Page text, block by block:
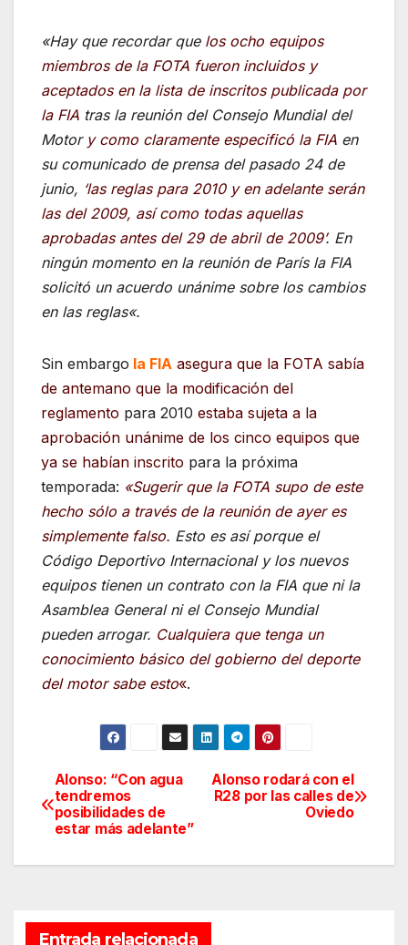
«Hay que recordar que los ocho equipos
miembros de la FOTA fueron incluidos y
aceptados en la lista de inscritospublicada por
la FIA tras la reunión del Consejo Mundial del
Motor y como claramente especificó la FIA en
su comunicado de prensa del pasado 24 de
junio, ‘las reglas para 2010 y en adelante serán
las del 2009, así como todas aquellas
aprobadas antes del 29 de abril de 2009’. En
ningún momento en la reunión de París la FIA
solicitó un acuerdo unánime sobre los cambios
en las reglas«.
Sin embargo la FIA asegura que la FOTA sabía
de antemano que la modificación del
reglamento para 2010 estaba sujeta a la
aprobación unánime de los cinco equipos que
ya se habían inscrito para la próxima
temporada: «Sugerir que la FOTA supo de este
hecho sólo a través de la reunión de ayer es
simplemente falso. Esto es así porque el
Código Deportivo Internacional y los nuevos
equipos tienen un contrato con la FIA que ni la
Asamblea General ni el Consejo Mundial
pueden arrogar. Cualquiera que tenga un
conocimiento básico del gobierno del deporte
del motor sabe esto«.
Navegación
de
entradas
Alonso rodará con el
R28 por las calles de
Oviedo
Alonso: “Con agua
tendremos
posibilidades de
estar más adelante”
Entrada relacionada